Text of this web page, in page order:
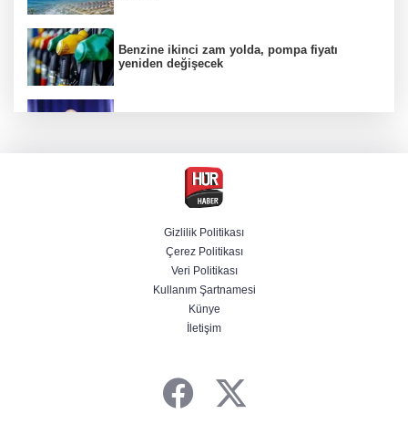
Benzine ikinci zam yolda, pompa fiyatı
yeniden değişecek
Başsavcılıktan Muzaffer Şirin hakkında
gözaltı talimatı
Bakan Uraloğlu açıkladı: Türkiye’nin 7 aylık
havayolu trafiğinde yeni tablo
Cansever’den acı haber! Ünlü isimler peş
Gizlilik Politikası
Çerez Politikası
Veri Politikası
Kullanım Şartnamesi
Künye
İletişim